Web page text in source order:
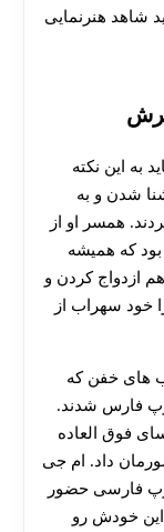
توانید شاهد هنرنمایی
به این نکته
شدن و به
همسر او از
که همیشه
ازدواج کردن و
خود سهراب از
های خفن که
فارس شدند.
فوق‌ العاده
داد. ام جی
رپ فارسی حضور
این خودش رو